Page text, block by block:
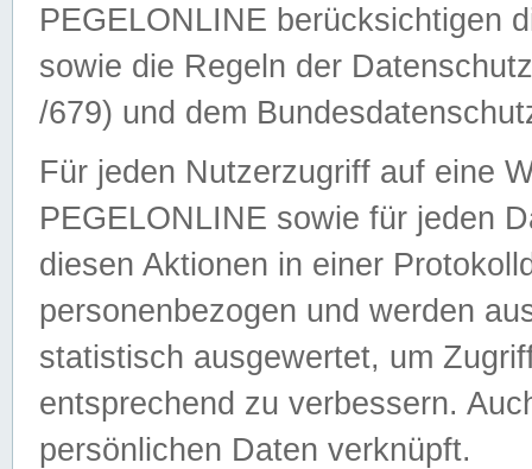
PEGELONLINE berücksichtigen
sowie die Regeln der
/679) und dem
Für jeden Nutzerzugriff auf eine
PEGELONLINE sowie für jeden
diesen Aktionen in einer
personenbezogen und werden
statistisch ausgewertet, um
entsprechend zu verbessern.
persönlichen Daten verknüpft.